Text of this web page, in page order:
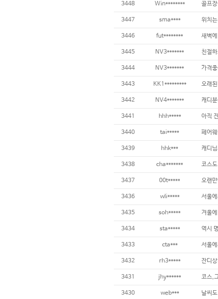
3448 Win******** 골프
3447 sma****
3446 fut********
3445 NV3******* 친절
3444 NV3*******
3443 KK1*********
3442 NV4*******
3441 hhh*****
3440 tai*****
3439 hhk***
3438 cha*******
3437 00t*****
3436 wli*****
3435 soh*****
3434 sta*****
3433 cta***
3432 rh3***** 잔디
3431 jhy****** 코스,
3430 web***